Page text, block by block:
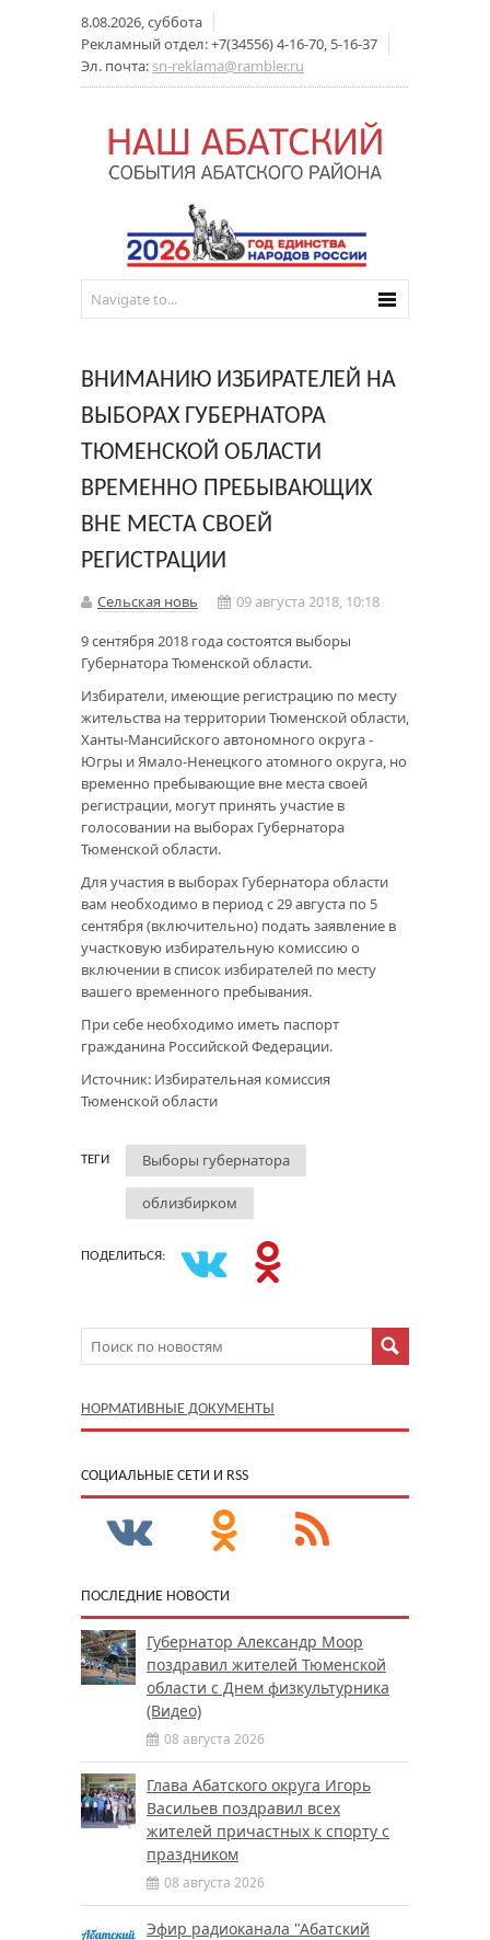
8.08.2026, суббота
Рекламный отдел: +7(34556) 4-16-70, 5-16-37
Эл. почта: sn-reklama@rambler.ru
ВНИМАНИЮ ИЗБИРАТЕЛЕЙ НА
ВЫБОРАХ ГУБЕРНАТОРА
ТЮМЕНСКОЙ ОБЛАСТИ
ВРЕМЕННО ПРЕБЫВАЮЩИХ
ВНЕ МЕСТА СВОЕЙ
РЕГИСТРАЦИИ
Сельская новь
09 августа 2018, 10:18
9 сентября 2018 года состоятся выборы
Губернатора Тюменской области.
Избиратели, имеющие регистрацию по месту
жительства на территории Тюменской области,
Ханты-Мансийского автономного округа -
Югры и Ямало-Ненецкого атомного округа, но
временно пребывающие вне места своей
регистрации, могут принять участие в
голосовании на выборах Губернатора
Тюменской области.
Для участия в выборах Губернатора области
вам необходимо в период с 29 августа по 5
сентября (включительно) подать заявление в
участковую избирательную комиссию о
включении в список избирателей по месту
вашего временного пребывания.
При себе необходимо иметь паспорт
гражданина Российской Федерации.
Источник: Избирательная комиссия
Тюменской области
ТЕГИ Выборы губернатора
облизбирком
ПОДЕЛИТЬСЯ:
НОРМАТИВНЫЕ ДОКУМЕНТЫ
CОЦИАЛЬНЫЕ СЕТИ И RSS
ПОСЛЕДНИЕ НОВОСТИ
Губернатор Александр Моор
поздравил жителей Тюменской
области с Днем физкультурника
(Видео)
08 августа 2026
Глава Абатского округа Игорь
Васильев поздравил всех
жителей причастных к спорту с
праздником
08 августа 2026
Эфир радиоканала "Абатский